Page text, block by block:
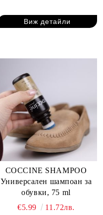
Виж детайли
COCCINE SHAMPOO
Универсален шампоан за
обувки, 75 ml
€5.99
11.72лв.